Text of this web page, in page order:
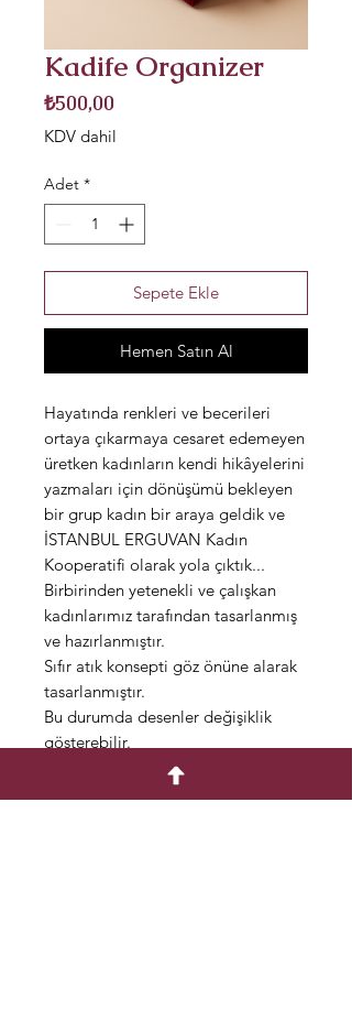
Kadife Organizer
₺500,00
KDV dahil
Adet *
Sepete Ekle
Hemen Satın Al
Hayatında renkleri ve becerileri
ortaya çıkarmaya cesaret edemeyen
üretken kadınların kendi hikâyelerini
yazmaları için dönüşümü bekleyen
bir grup kadın bir araya geldik ve
İSTANBUL ERGUVAN Kadın
Kooperatifi olarak yola çıktık...
Birbirinden yetenekli ve çalışkan
kadınlarımız tarafından tasarlanmış
ve hazırlanmıştır.
Sıfır atık konsepti göz önüne alarak
tasarlanmıştır.
Bu durumda desenler değişiklik
gösterebilir.
Farklı şekil ve konseptlerde